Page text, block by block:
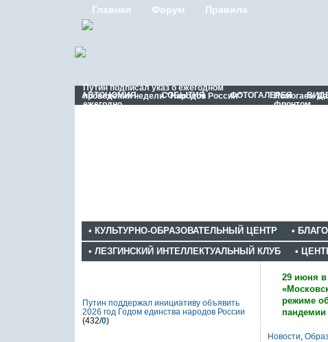
Главная Форум Правила
АВТОНОМИЯ СОБЫТИЯ ФОТОГАЛЕРЕЯ
Путин подписал указ о ежегодном
проведении недели "Народов России"
ежегодно
Помогаем
фронтом
• КУЛЬТУРНО-ОБРАЗОВАТЕЛЬНЫЙ ЦЕНТР •
• ЛЕЗГИНСКИЙ ИНТЕЛЛЕКТУАЛЬНЫЙ КЛУБ
•
29 июня в
режиме
пандемии
Новости,
Путин поддержал инициативу объявить
2026 год Годом единства народов России
(432/0)